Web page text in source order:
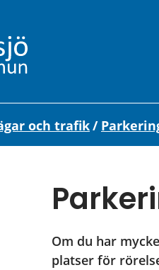
och trafik/
Om du har
platser för